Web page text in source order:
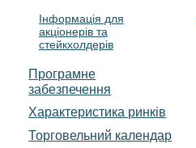
Інформація для
акціонерів та
стейкхолдерів
Програмне
забезпечення
Характеристика pинків
Торговельний календар